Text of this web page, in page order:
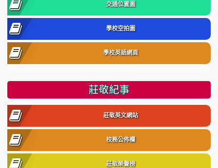
交通位置圖
學校空拍圖
學校英語網頁
莊敬紀事
莊敬英文網站
校務公佈欄
莊敬榮譽榜